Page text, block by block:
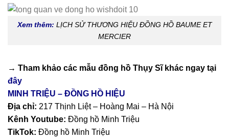
Xem thêm: LỊCH SỬ THƯƠNG HIỆU ĐỒNG HỒ BAUME ET
MERCIER
→ Tham khảo các mẫu đồng hồ Thụy Sĩkhác ngay tại
đây
MINH TRIỆU – ĐỒNG HỒ HIỆU
Địa chỉ: 217 Thịnh Liệt – Hoàng Mai – Hà Nội
Kênh Youtube: Đồng hồ Minh Triệu
TikTok: Đồng hồ Minh Triệu